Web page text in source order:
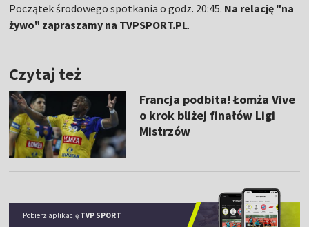
Początek środowego spotkania o godz. 20:45. Na relację "na
żywo" zapraszamy na TVPSPORT.PL.
Czytaj też
Francja podbita! Łomża Vive
o krok bliżej finałów Ligi
Mistrzów
Pobierz aplikację TVP SPORT